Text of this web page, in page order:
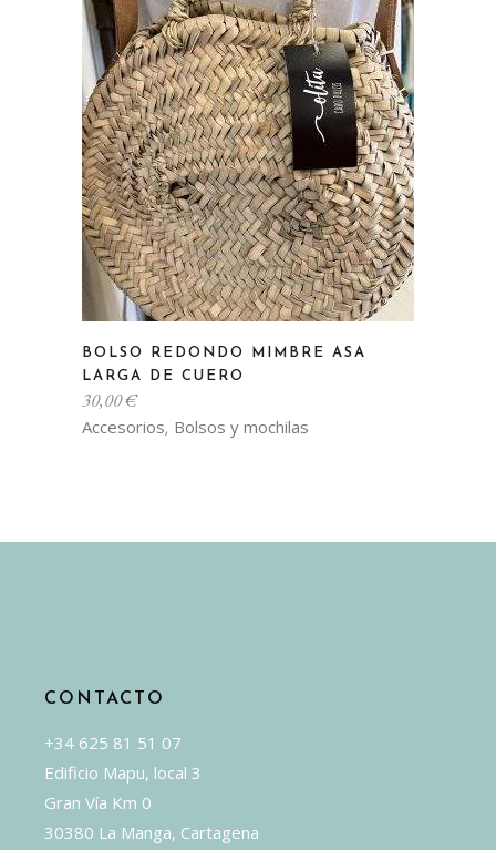
Accesorios, Bolsos y mochilas
BOLSO REDONDO MIMBRE ASA
LARGA DE CUERO
30,00€
CONTACTO
+34 625 81 51 07
Edificio Mapu, local 3
Gran Vía Km 0
30380 La Manga, Cartagena